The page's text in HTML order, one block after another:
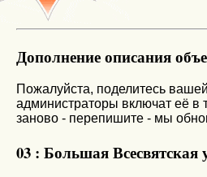
Дополнение описания
Пожалуйста, поделитесь
администраторы включат её в
заново - перепишите - мы
03 : Большая Всесвятская